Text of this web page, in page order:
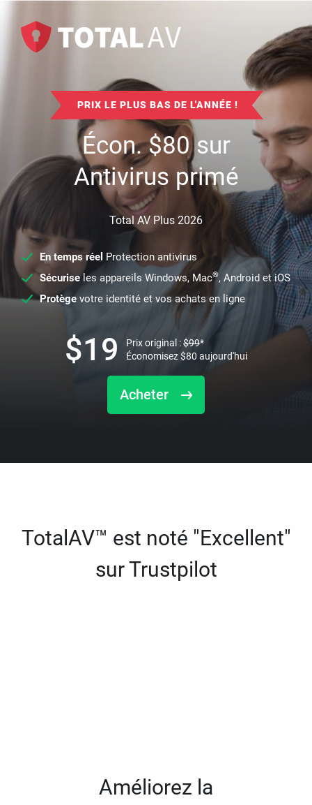
PRIX LE PLUS BAS DE L'ANNÉE !
Écon.$80sur
Antivirus primé
Total AV Plus 2026
En temps réel Protection antivirus
Sécuriseles appareils Windows, Mac®, Android et iOS
Protège votre identité et vos achats en ligne
Acheter
$19 Prix original :$99*
Économisez$80 aujourd'hui
TotalAV™ est noté "Excellent"
sur Trustpilot
Améliorez la